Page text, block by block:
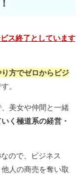
ス終了としています
方でゼロからビジ
。
美女や仲間と一緒
く極道系の経営・
ので、ビジネス
人の商売を奪い取